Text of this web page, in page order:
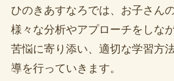
ひのきあすなろでは、お子さん
様々な分析やアプローチをしな
苦悩に寄り添い、適切な学習方
導を行っていきます。